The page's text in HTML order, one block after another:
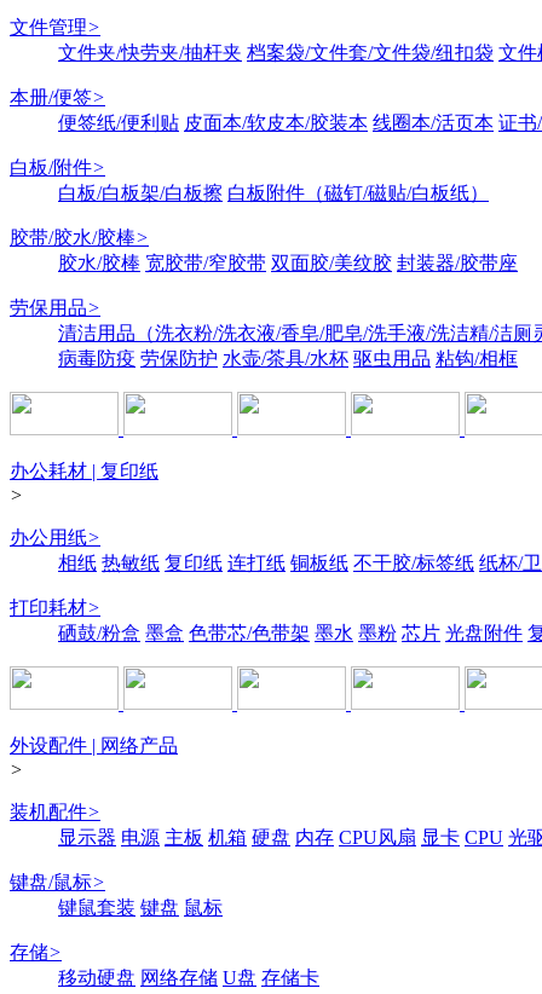
文件管理>
文件夹/快劳夹/抽杆夹 档案袋/文件套/文件袋/纽扣袋 文件
本册/便签>
便签纸/便利贴 皮面本/软皮本/胶装本 线圈本/活页本 证书
白板/附件>
白板/白板架/白板擦 白板附件（磁钉/磁贴/白板纸）
胶带/胶水/胶棒>
胶水/胶棒 宽胶带/窄胶带 双面胶/美纹胶 封装器/胶带座
劳保用品>
清洁用品（洗衣粉/洗衣液/香皂/肥皂/洗手液/洗洁精/洁厕
病毒防疫 劳保防护 水壶/茶具/水杯 驱虫用品 粘钩/相框
办公耗材 | 复印纸
>
办公用纸>
相纸 热敏纸 复印纸 连打纸 铜板纸 不干胶/标签纸 纸杯/
打印耗材>
硒鼓/粉盒 墨盒 色带芯/色带架 墨水 墨粉 芯片 光盘附件
外设配件 | 网络产品
>
装机配件>
显示器 电源 主板 机箱 硬盘 内存 CPU风扇 显卡 CPU 光
键盘/鼠标>
键鼠套装 键盘 鼠标
存储>
移动硬盘 网络存储 U盘 存储卡